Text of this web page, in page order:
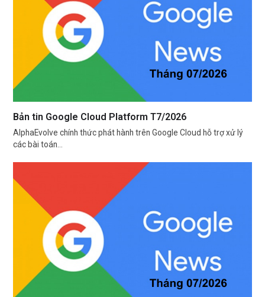
Bản tin Google Cloud Platform T7/2026
AlphaEvolve chính thức phát hành trên Google Cloud hỗ trợ xử lý
các bài toán…